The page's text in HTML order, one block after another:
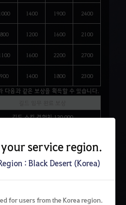
service region.
: Black Desert (Korea)
for users from the Korea region.
1400 1900 2400
800 1200 1600 2100
1600 2200 2700
900 1400 1800
2300
다음과 같은 보상을 획득할 수 있습니다.
길드 스킬 경험치 120,000
그믐달 전투 인장 4개
7,500만 은화
길드 스킬 경험치 70,000
호화로운 지원품 상자 3개
5,600만 은화